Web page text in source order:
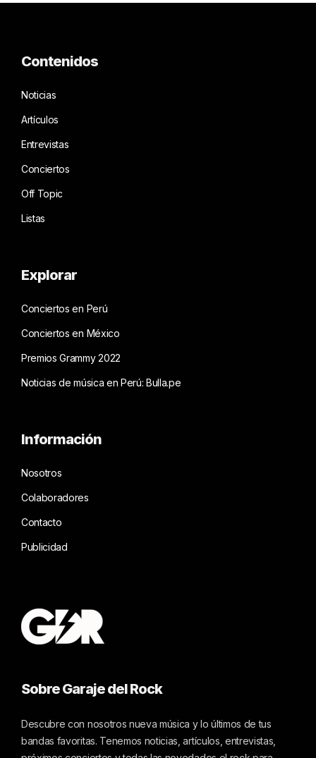
Contenidos
Noticias
Artículos
Entrevistas
Conciertos
Off Topic
Listas
Explorar
Conciertos en Perú
Conciertos en México
Premios Grammy 2022
Noticias de música en Perú: Bulla.pe
Información
Nosotros
Colaboradores
Contacto
Publicidad
Sobre Garaje del Rock
Descubre con nosotros nueva música y lo últimos de tus
bandas favoritas. Tenemos noticias, artículos, entrevistas,